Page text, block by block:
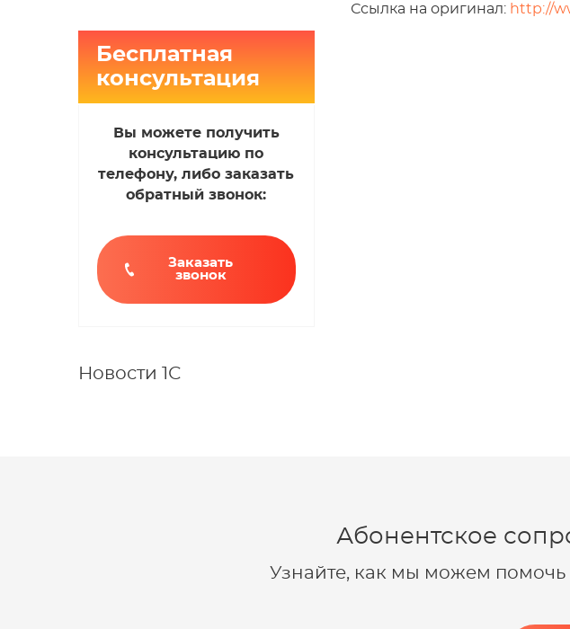
Бесплатная
консультация
Вы можете получить
консультацию по
телефону, либо заказать
обратный звонок:
Заказать
звонок
Новости 1С
Ссылка на оригинал: http://
Абонентское
Узнайте, как мы можем